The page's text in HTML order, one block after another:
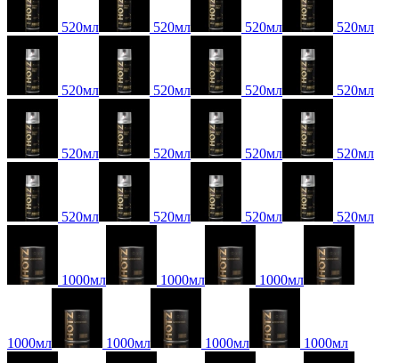
520мл 520мл 520мл 520мл
520мл 520мл 520мл 520мл
520мл 520мл 520мл 520мл
520мл 520мл 520мл 520мл
1000мл 1000мл 1000мл
1000мл 1000мл 1000мл 1000мл